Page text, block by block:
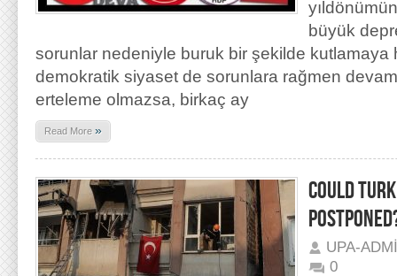
büyük
sorunlar nedeniyle buruk bir şekilde kutlamaya
demokratik siyaset de sorunlara rağmen
erteleme olmazsa, birkaç ay
Read More »
COULD
UPA-
0